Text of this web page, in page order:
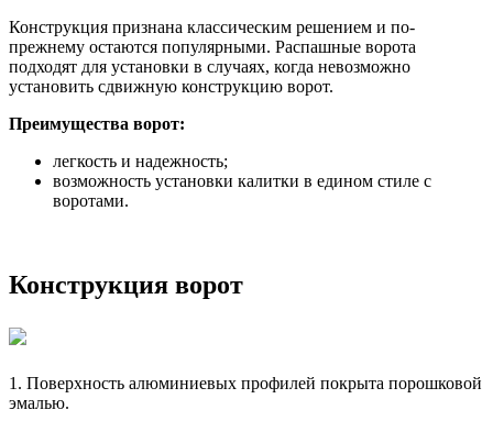
Конструкция признана классическим решением и по-
прежнему остаются популярными. Распашные ворота
подходят для установки в случаях, когда невозможно
установить сдвижную конструкцию ворот.
Преимущества ворот:
легкость и надежность;
возможность установки калитки в едином стиле с
воротами.
Конструкция ворот
1. Поверхность алюминиевых профилей покрыта порошковой
эмалью.